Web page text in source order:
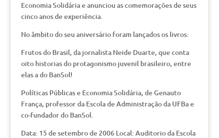
Economia Solidária e anunciou as comemorações de seus
cinco anos de experiência.
No âmbito do seu aniversário foram lançados os livros:
Frutos do Brasil, da jornalista Neide Duarte, que conta
oito historias do protagonismo juvenil brasileiro, entre
elas a do BanSol!
Políticas Públicas e Economia Solidária, de Genauto
França, professor da Escola de Administração da UFBa e
co-fundador do BanSol.
Data: 15 de setembro de 2006 Local: Auditorio da Escola